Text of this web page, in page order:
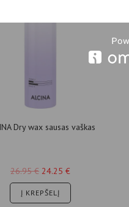
Dry wax sausas vaškas
26.95€ 24.25 €
Į KREPŠELĮ